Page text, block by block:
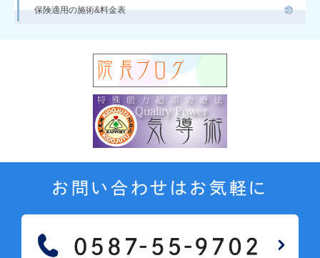
保険適用の施術&料金表
お問い合わせはお気軽に